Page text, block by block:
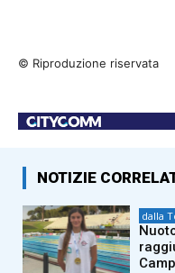
© Riproduzione riservata
NOTIZIE
dalla